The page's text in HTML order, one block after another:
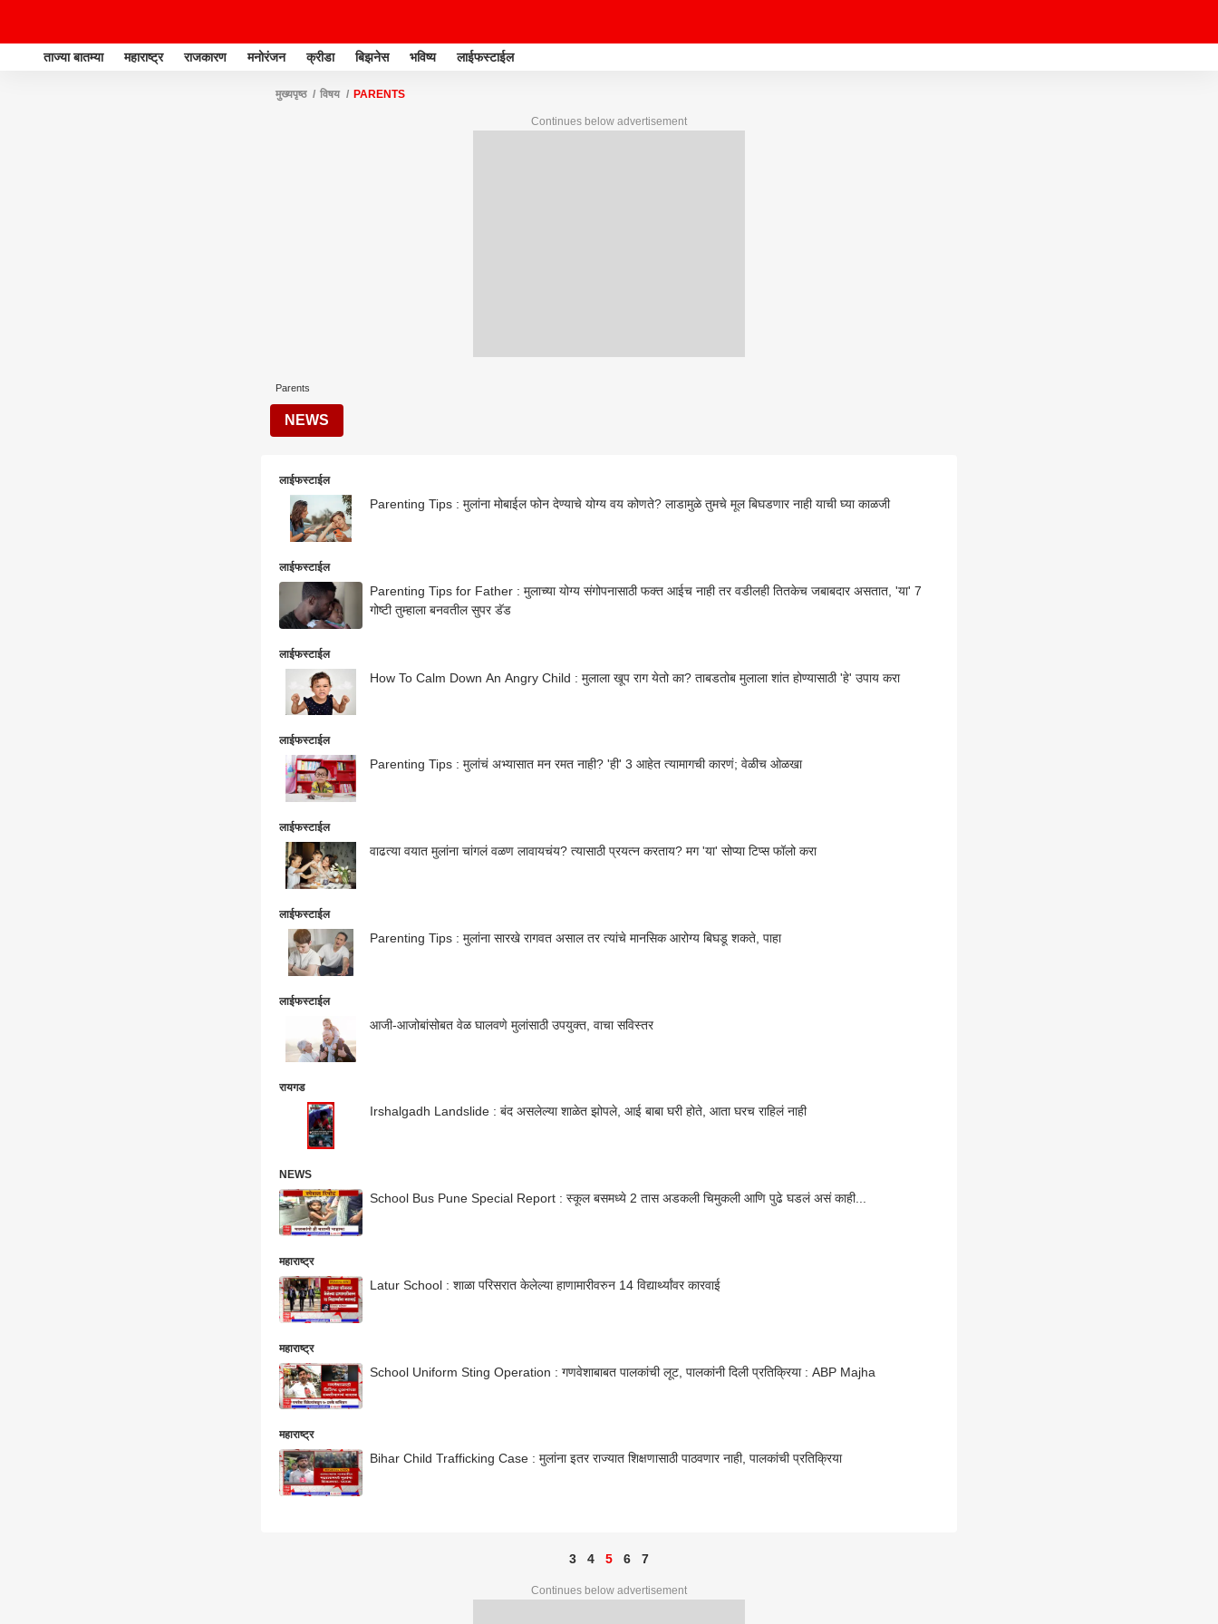
ताज्या बातम्या महाराष्ट्र राजकारण मनोरंजन क्रीडा बिझनेस भविष्य लाईफस्टाईल
मुख्यपृष्ठ विषय PARENTS
Continues below advertisement
Parents
NEWS
लाईफस्टाईल
Parenting Tips : मुलांना मोबाईल फोन देण्याचे योग्य वय कोणते? लाडामुळे तुमचे मूल बिघडणार नाही याची घ्या काळजी
लाईफस्टाईल
Parenting Tips for Father : मुलाच्या योग्य संगोपनासाठी फक्त आईच नाही तर वडीलही तितकेच जबाबदार असतात, 'या' 7
गोष्टी तुम्हाला बनवतील सुपर डॅड
लाईफस्टाईल
How To Calm Down An Angry Child : मुलाला खूप राग येतो का? ताबडतोब मुलाला शांत होण्यासाठी 'हे' उपाय करा
लाईफस्टाईल
Parenting Tips : मुलांचं अभ्यासात मन रमत नाही? 'ही' 3 आहेत त्यामागची कारणं; वेळीच ओळखा
लाईफस्टाईल
वाढत्या वयात मुलांना चांगलं वळण लावायचंय? त्यासाठी प्रयत्न करताय? मग 'या' सोप्या टिप्स फॉलो करा
लाईफस्टाईल
Parenting Tips : मुलांना सारखे रागवत असाल तर त्यांचे मानसिक आरोग्य बिघडू शकते, पाहा
लाईफस्टाईल
आजी-आजोबांसोबत वेळ घालवणे मुलांसाठी उपयुक्त, वाचा सविस्तर
रायगड
Irshalgadh Landslide : बंद असलेल्या शाळेत झोपले, आई बाबा घरी होते, आता घरच राहिलं नाही
NEWS
School Bus Pune Special Report : स्कूल बसमध्ये 2 तास अडकली चिमुकली आणि पुढे घडलं असं काही...
महाराष्ट्र
Latur School : शाळा परिसरात केलेल्या हाणामारीवरुन 14 विद्यार्थ्यांवर कारवाई
महाराष्ट्र
School Uniform Sting Operation : गणवेशाबाबत पालकांची लूट, पालकांनी दिली प्रतिक्रिया : ABP Majha
महाराष्ट्र
Bihar Child Trafficking Case : मुलांना इतर राज्यात शिक्षणासाठी पाठवणार नाही, पालकांची प्रतिक्रिया
3 4 5 6 7
Continues below advertisement